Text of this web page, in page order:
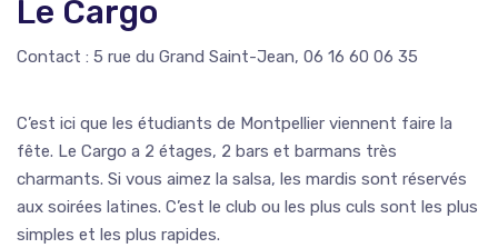
Le Cargo
Contact : 5 rue du Grand Saint-Jean, 06 16 60 06 35
C’est ici que les étudiants de Montpellier viennent faire la
fête. Le Cargo a 2 étages, 2 bars et barmans très
charmants. Si vous aimez la salsa, les mardis sont réservés
aux soirées latines. C’est le club ou les plus culs sont les plus
simples et les plus rapides.